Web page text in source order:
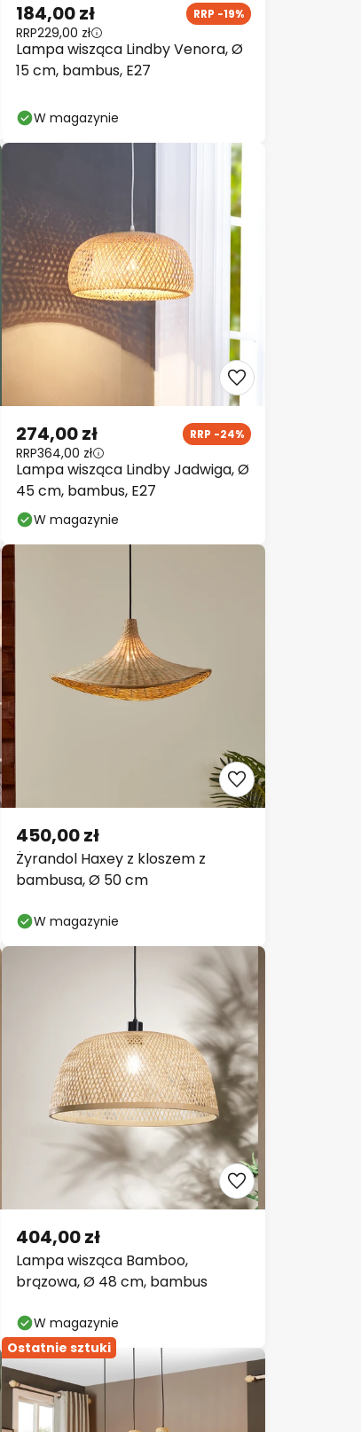
Lampa wisząca Lindby Venora, Ø
15 cm, bambus, E27
184,00 zł RRP -19%
RRP229,00 zł
W magazynie
Lampa wisząca Lindby Jadwiga, Ø
45 cm, bambus, E27
274,00 zł RRP -24%
RRP364,00 zł
W magazynie
Żyrandol Haxey z kloszem z
bambusa, Ø 50 cm
450,00 zł
W magazynie
Lampa wisząca Bamboo,
brązowa, Ø 48 cm, bambus
404,00 zł
W magazynie
Ostatnie sztuki